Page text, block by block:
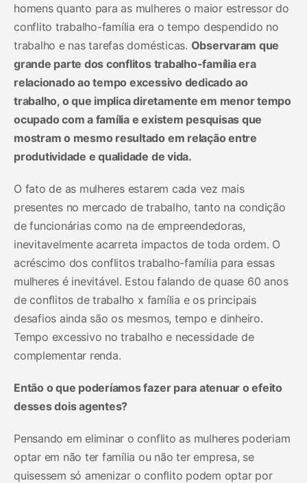
homens quanto para as mulheres o maior estressor do
conflito trabalho-família era o tempo despendido no
trabalho e nas tarefas domésticas. Observaram que
grande parte dos conflitos trabalho-família era
relacionado ao tempo excessivo dedicado ao
trabalho, o que implica diretamente em menor tempo
ocupado com a família e existem pesquisas que
mostram o mesmo resultado em relação entre
produtividade e qualidade de vida.
O fato de as mulheres estarem cada vez mais
presentes no mercado de trabalho, tanto na condição
de funcionárias como na de empreendedoras,
inevitavelmente acarreta impactos de toda ordem. O
acréscimo dos conflitos trabalho-família para essas
mulheres é inevitável. Estou falando de quase 60 anos
de conflitos de trabalho x família e os principais
desafios ainda são os mesmos, tempo e dinheiro.
Tempo excessivo no trabalho e necessidade de
complementar renda.
Então o que poderíamos fazer para atenuar o efeito
desses dois agentes?
Pensando em eliminar o conflito as mulheres poderiam
optar em não ter família ou não ter empresa, se
quisessem só amenizar o conflito podem optar por